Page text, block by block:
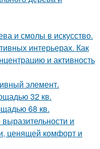
и смолы в искусство.
интерьерах. Как
и активность
элемент.
32 кв.
68 кв.
и
ценящей комфорт и